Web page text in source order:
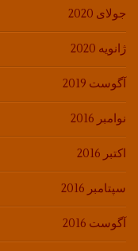
جولای 2020
ژانویه 2020
آگوست 2019
نوامبر 2016
اکتبر 2016
سپتامبر 2016
آگوست 2016